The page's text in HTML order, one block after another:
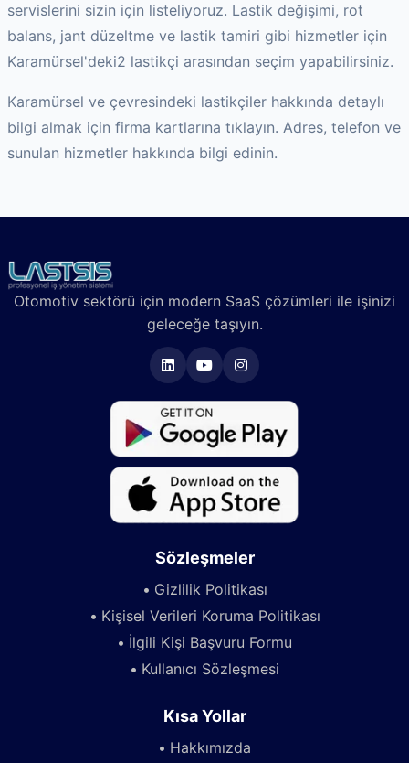
servislerini sizin için listeliyoruz. Lastik değişimi, rot
balans, jant düzeltme ve lastik tamiri gibi hizmetler için
Karamürsel'deki2 lastikçi arasından seçim yapabilirsiniz.
Karamürsel ve çevresindeki lastikçiler hakkında detaylı
bilgi almak için firma kartlarına tıklayın. Adres, telefon ve
sunulan hizmetler hakkında bilgi edinin.
Otomotiv sektörü için modern SaaS çözümleri ile işinizi
geleceğe taşıyın.
Sözleşmeler
Gizlilik Politikası
Kişisel Verileri Koruma Politikası
İlgili Kişi Başvuru Formu
Kullanıcı Sözleşmesi
Kısa Yollar
Hakkımızda